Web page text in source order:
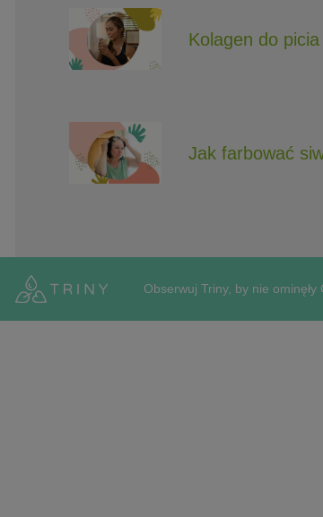
Kolagen do picia
Jak farbować
Obserwuj Triny, by nie